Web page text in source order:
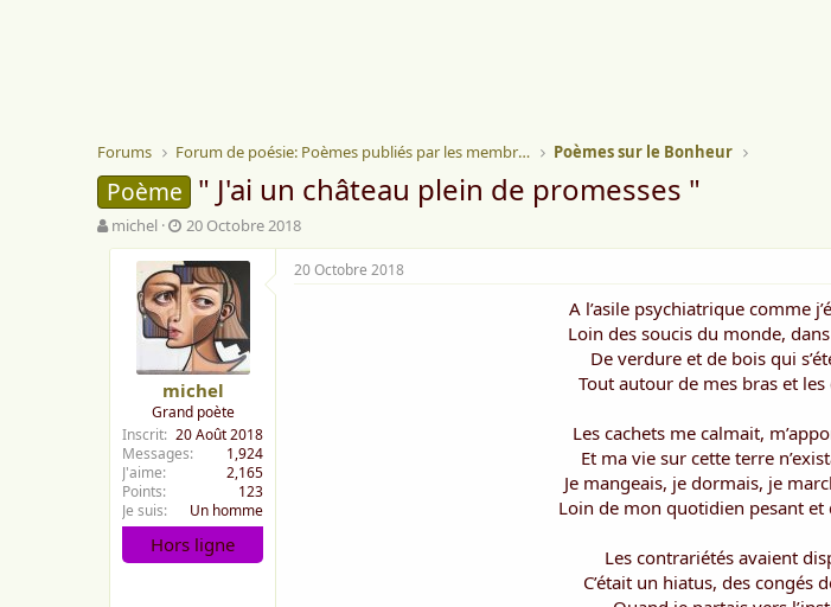
Forums Forum de poésie: Poèmes publiés par les membres Poèmes sur le Bonheur
Poème " J'ai un château plein de promesses "
A
u
michel
D
a
t
e
d
e
d
é
b
u
t
20 Octobre 2018
michel
Grand poète
Inscrit 20 Août 2018
Messages
1,924
J'aime
2,165
Points
123
Je suis
Un homme
Hors ligne
20 Octobre 2018
A l’asile psychiatrique comme
Loin des soucis du monde,
De verdure et de bois qui
Tout autour de mes bras et les
Les cachets me calmait,
Et ma vie sur cette terre
Je mangeais, je dormais, je
Loin de mon quotidien pesant et
Les contrariétés avaient
C’était un hiatus, des congés